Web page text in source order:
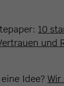
10
und
Idee? Wir